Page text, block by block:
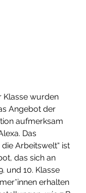
Klasse wurden
Angebot der
aufmerksam
Das
Arbeitswelt“ ist
das sich an
und 10. Klasse
erhalten